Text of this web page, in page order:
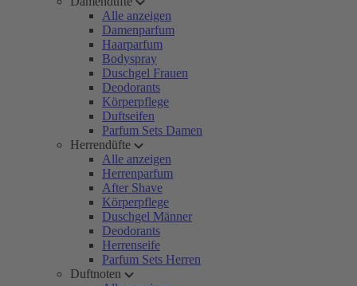
Alle anzeigen
Damenparfum
Haarparfum
Bodyspray
Duschgel Frauen
Deodorants
Körperpflege
Duftseifen
Parfum Sets Damen
Herrendüfte
Alle anzeigen
Herrenparfum
After Shave
Körperpflege
Duschgel Männer
Deodorants
Herrenseife
Parfum Sets Herren
Duftnoten